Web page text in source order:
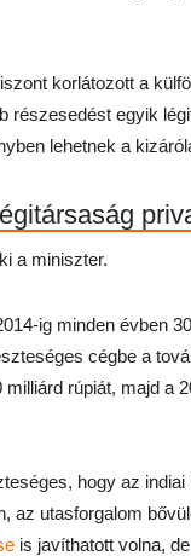
korlátozott a
részesedést egyik
lehetnek a
a miniszter.
ig minden évben
cégbe a
rúpiát, majd a
hogy az
az utasforgalom
is javíthatott volna, de